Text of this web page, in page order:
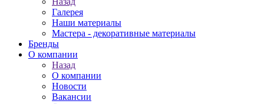
Галерея
Наши материалы
Мастера - декоративные материалы
Бренды
О компании
Назад
О компании
Новости
Вакансии